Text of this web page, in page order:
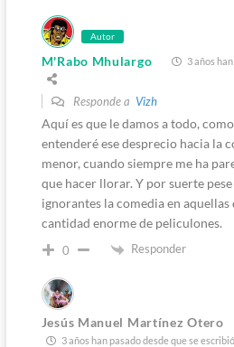
Autor
M'Rabo Mhulargo 3 años
Responde a Vizh
Aquí es que le damos a todo,
entenderé ese desprecio hacia la
menor, cuando siempre me ha
que hacer llorar. Y por suerte
ignorantes la comedia en aquellas
cantidad enorme de peliculones.
0 Responder
Jesús Manuel Martínez Otero
3 años han pasado desde que se